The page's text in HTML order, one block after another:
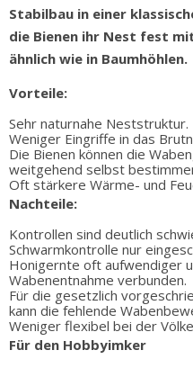
Stabilbau in einer
die Bienen ihr Nest fest
ähnlich wie in Baumhöhlen.
Vorteile:
Sehr naturnahe Neststruktur.
Weniger Eingriffe in das
Die Bienen können die
weitgehend selbst
Oft stärkere Wärme- und
Nachteile:
Kontrollen sind deutlich
Schwarmkontrolle nur
Honigernte oft aufwendiger
Wabenentnahme verbunden.
Für die gesetzlich
kann die fehlende
Weniger flexibel bei der
Für den Hobbyimker